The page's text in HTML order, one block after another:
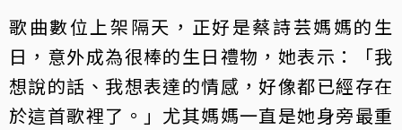
歌曲數位上架隔天，正好是蔡詩芸媽媽的生
日，意外成為很棒的生日禮物，她表示：「我
想說的話、我想表達的情感，好像都已經存在
於這首歌裡了。」尤其媽媽一直是她身旁最重